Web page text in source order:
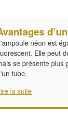
néon est
Elle peut
se présente plus
tube.
la suite